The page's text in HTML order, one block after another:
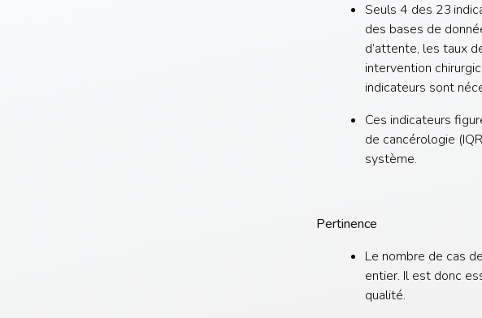
Seuls 4 des 23
des bases de
d’attente, les taux
intervention
indicateurs sont
Ces indicateurs
de cancérologie
système.
Pertinence
Le nombre de cas
entier. Il est donc
qualité.